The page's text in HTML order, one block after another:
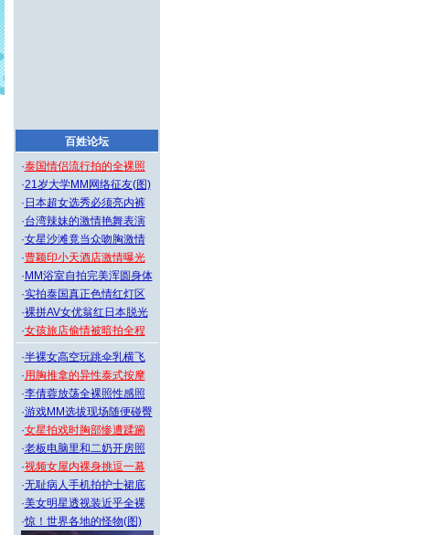
百姓论坛
·泰国情侣流行拍的全裸照
·21岁大学MM网络征友(图)
· 日本超女选秀必须亮内裤
·台湾辣妹的激情艳舞表演
·女星沙滩竟当众吻胸激情
·曹颖印小天酒店激情曝光
· MM浴室自拍完美浑圆身体
·实拍泰国真正色情红灯区
·裸拼AV女优翁红日本脱光
·女孩旅店偷情被暗拍全程
·半裸女高空玩跳伞乳横飞
·用胸推拿的异性泰式按摩
·李倩蓉放荡全裸照性感照
·游戏MM选拔现场随便碰臀
·女星拍戏时胸部惨遭蹂躏
·老板电脑里和二奶开房照
·视频女屋内裸身挑逗一幕
·无耻病人手机拍护士裙底
·美女明星透视装近乎全裸
·惊！世界各地的怪物(图)